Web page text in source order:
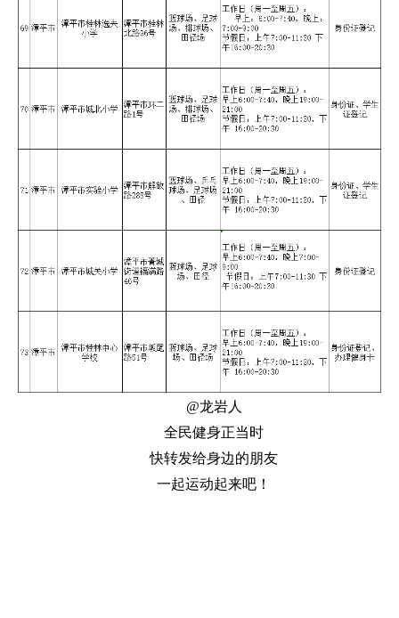
@龙岩人
全民健身正当时
快转发给身边的朋友
一起运动起来吧！